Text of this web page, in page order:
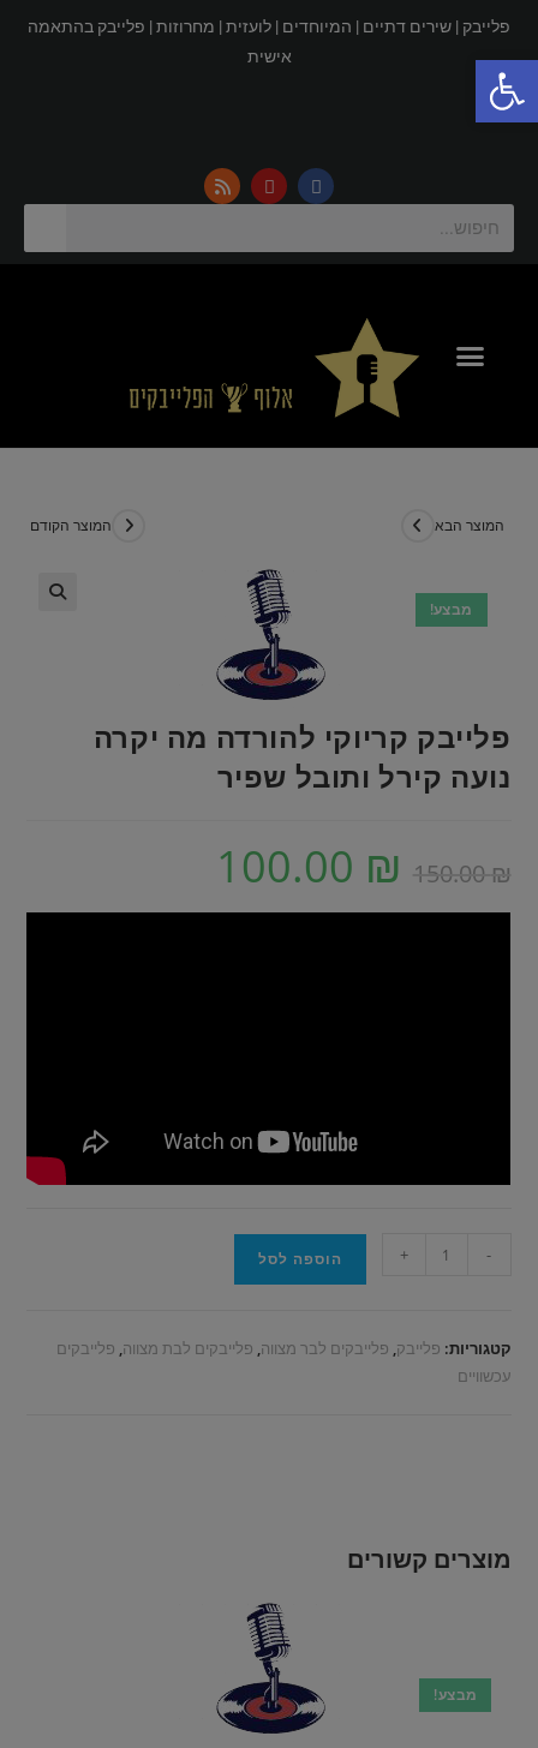
פתח סרגל נגישות
פלייבק | שירים דתיים | המיוחדים | לועזית | מחרוזות | פלייבק בהתאמה
אישית
מבצע!
המוצר הקודם המוצר הבא
פלייבק קריוקי להורדה מה יקרה
נועה קירל ותובל שפיר
150.00 ₪
100.00 ₪
-
+ הוספה לסל
קטגוריות: פלייבק, פלייבקים לבר מצווה, פלייבקים לבת מצווה, פלייבקים
עכשוויים
מוצרים קשורים
מבצע!